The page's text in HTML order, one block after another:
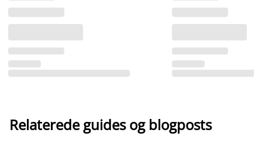
Relaterede guides og blogposts